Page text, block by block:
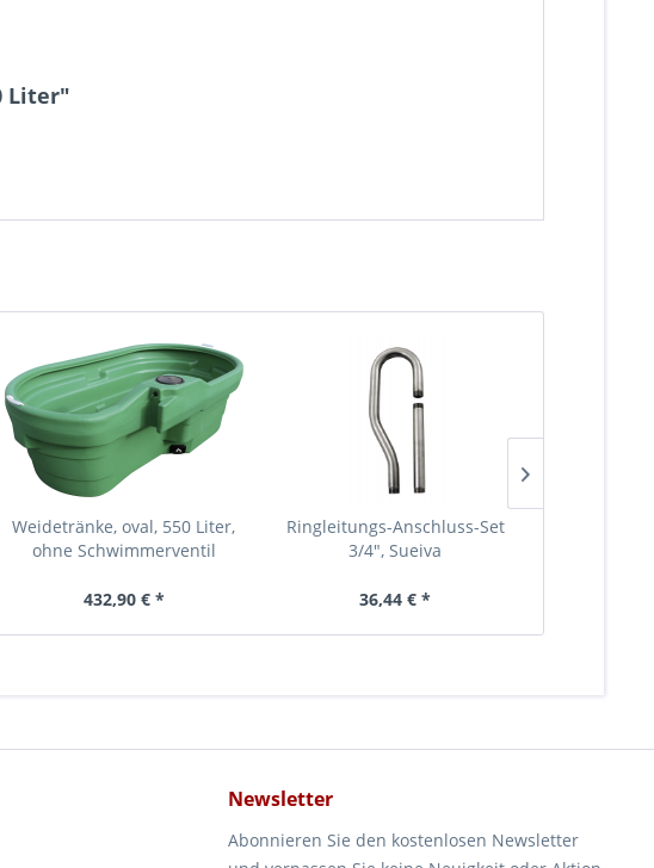
Liter"
Weidetränke, oval, 550 Liter,
ohne Schwimmerventil
432,90 € *
Ringleitungs-Anschluss-Set
3/4", Sueiva
36,44 € *
Newsletter
Abonnieren Sie den kostenlosen Newsletter